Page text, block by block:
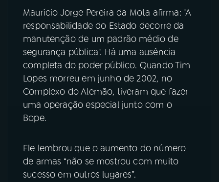
Maurício Jorge Pereira da Mota afirma: "A
responsabilidade do Estado decorre da
manutenção de um padrão médio de
segurança pública". Há uma ausência
completa do poder público. Quando Tim
Lopes morreu em junho de 2002, no
Complexo do Alemão, tiveram que fazer
uma operação especial junto com o
Bope.
Ele lembrou que o aumento do número
de armas “não se mostrou com muito
sucesso em outros lugares”.